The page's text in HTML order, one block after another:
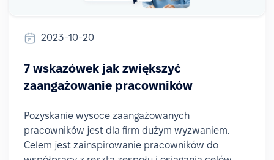
2023-10-20
7 wskazówek jak zwiększyć
zaangażowanie pracowników
Pozyskanie wysoce zaangażowanych
pracowników jest dla firm dużym wyzwaniem.
Celem jest zainspirowanie pracowników do